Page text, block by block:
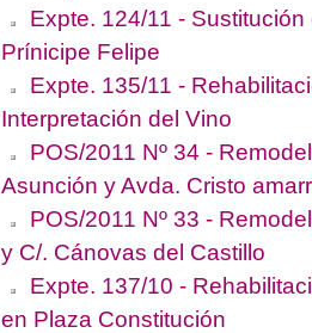
Expte. 124/11 -
Prínicipe Felipe
Expte. 135/11 -
Interpretación del Vino
POS/2011 Nº 34 -
Asunción y Avda. Cristo
POS/2011 Nº 33 -
y C/. Cánovas del Castillo
Expte. 137/10 -
en Plaza Constitución